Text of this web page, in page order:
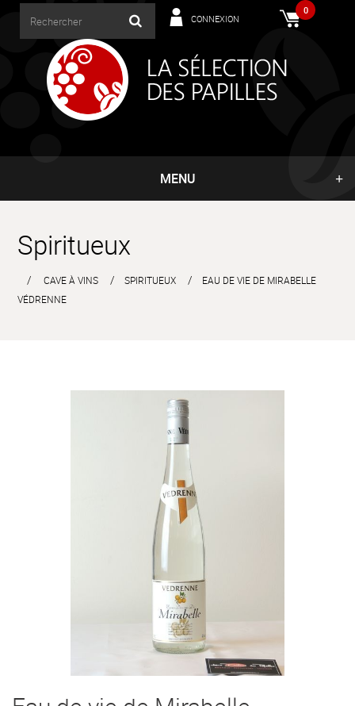
0
CONNEXION
MENU
Spiritueux
CAVE À VINS SPIRITUEUX
EAU DE VIE DE MIRABELLE
VÉDRENNE